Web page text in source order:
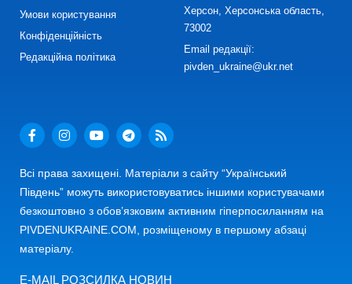
Умови користування
Конфіденційність
Редакційна політика
Херсон, Херсонська область,
73002
Email редакції:
pivden_ukraine@ukr.net
Всі права захищені. Матеріали з сайту “Український
Південь” можуть використовуватись іншими користувачами
безкоштовно з обов’язковим активним гіперпосиланням на
PIVDENUKRAINE.COM, розміщеному в першому абзаці
матеріалу.
E-MAIL РОЗСИЛКА НОВИН